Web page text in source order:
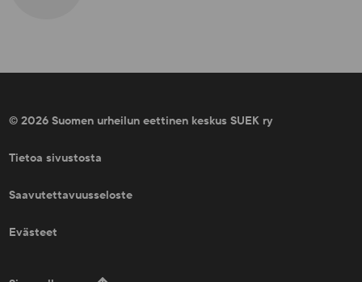
© 2026 Suomen urheilun eettinen keskus SUEK ry
Tietoa sivustosta
Saavutettavuusseloste
Evästeet